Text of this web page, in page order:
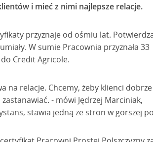
i mieć z nimi najlepsze relacje.
przyznaje od ośmiu lat.
W sumie Pracownia przyznała 33
Credit Agricole.
na relacje. Chcemy, żeby klienci dobrze
- mówi Jędrzej Marciniak,
stawia jedną ze stron w gorszej